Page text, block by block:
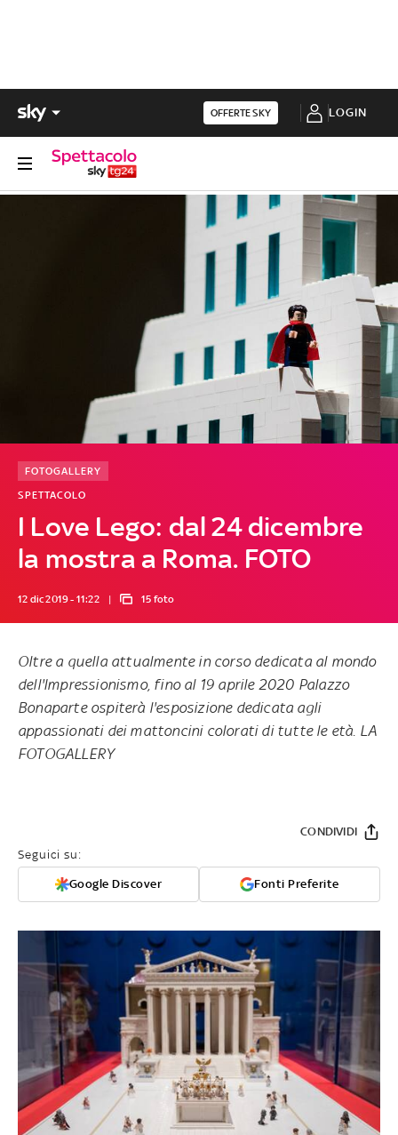
OFFERTE SKY LOGIN
I Love Lego: dal 24 dicembre
la mostra a Roma. FOTO
SPETTACOLO
FOTOGALLERY
12 dic 2019 - 11:22 15 foto
Oltre a quella attualmente in corso dedicata al mondo
dell'Impressionismo, fino al 19 aprile 2020 Palazzo
Bonaparte ospiterà l'esposizione dedicata agli
appassionati dei mattoncini colorati di tutte le età. LA
FOTOGALLERY
Seguici su:
Google Discover Fonti Preferite
CONDIVIDI